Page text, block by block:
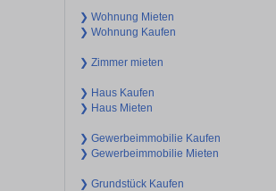
❯ Wohnung Mieten
❯ Wohnung Kaufen
❯ Zimmer mieten
❯ Haus Kaufen
❯ Haus Mieten
❯ Gewerbeimmobilie Kaufen
❯ Gewerbeimmobilie Mieten
❯ Grundstück Kaufen